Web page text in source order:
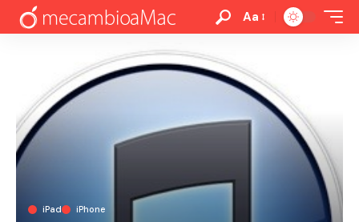
Aa
iPad iPhone